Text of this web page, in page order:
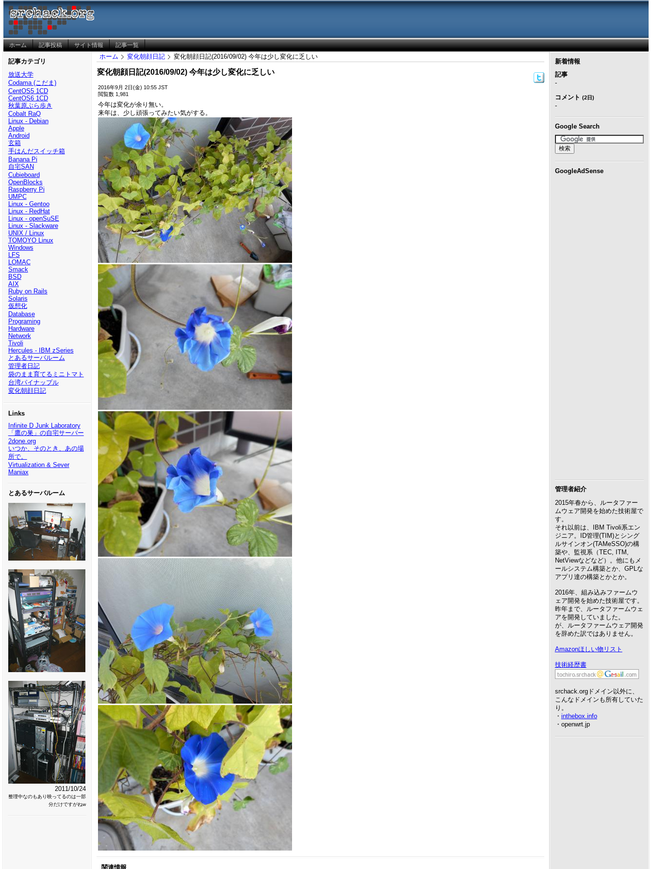
ホーム 記事投稿 サイト情報 記事一覧
記事カテゴリ
放送大学
Codama (こだま)
CentOS5 1CD
CentOS6 1CD
秋葉原ぶら歩き
Cobalt RaQ
Linux - Debian
Apple
Android
玄箱
手はんだスイッチ箱
Banana Pi
自宅SAN
Cubieboard
OpenBlocks
Raspberry Pi
UMPC
Linux - Gentoo
Linux - RedHat
Linux - openSuSE
Linux - Slackware
UNIX / Linux
TOMOYO Linux
Windows
LFS
LOMAC
Smack
BSD
AIX
Ruby on Rails
Solaris
仮想化
Database
Programing
Hardware
Network
Tivoli
Hercules - IBM zSeries
とあるサーバルーム
管理者日記
袋のまま育てるミニトマト
台湾パイナップル
変化朝顔日記
Links
Infinite D Junk Laboratory
「鷹の巣」の自宅サーバー
2done.org
いつか、そのとき、あの場
所で。
Virtualization & Sever
Maniax
とあるサーバルーム
2011/10/24
整理中なのもあり映ってるのは一部
分だけですがねw
ホーム 変化朝顔日記 変化朝顔日記(2016/09/02) 今年は少し変化に乏しい
変化朝顔日記(2016/09/02) 今年は少し変化に乏しい
2016年9月 2日(金) 10:55 JST
閲覧数 1,981
今年は変化が余り無い。
来年は、少し頑張ってみたい気がする。
関連情報
新着情報
記事
-
コメント (2日)
-
Google Search
GoogleAdSense
管理者紹介
2015年春から、ルータファー
ムウェア開発を始めた技術屋で
す。
それ以前は、IBM Tivoli系エン
ジニア。ID管理(TIM)とシング
ルサインオン(TAMeSSO)の構
築や、監視系（TEC, ITM,
NetViewなどなど）。他にもメ
ールシステム構築とか、GPLな
アプリ達の構築とかとか。
2016年、組み込みファームウ
ェア開発を始めた技術屋です。
昨年まで、ルータファームウェ
アを開発していました。
が、ルータファームウェア開発
を辞めた訳ではありません。
Amazonほしい物リスト
技術経歴書
srchack.orgドメイン以外に、
こんなドメインも所有していた
り。
・ inthebox.info
・openwrt.jp